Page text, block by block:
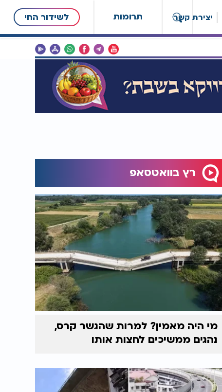
תרומות לשידור החי יצירת קשר
רץ בוואטסאפ
מי היה מאמין? למרות שהגשר קרס,
נהגים ממשיכים לחצות אותו